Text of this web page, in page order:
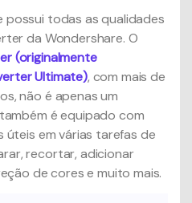
possui todas as qualidades
da Wondershare. O
(originalmente
Ultimate), com mais de
não é apenas um
é equipado com
em várias tarefas de
recortar, adicionar
de cores e muito mais.